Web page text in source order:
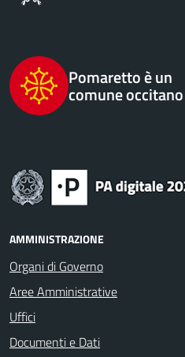
Pomaretto è un
comune occitano
AMMINISTRAZIONE
Organi di Governo
Aree Amministrative
Uffici
Documenti e Dati